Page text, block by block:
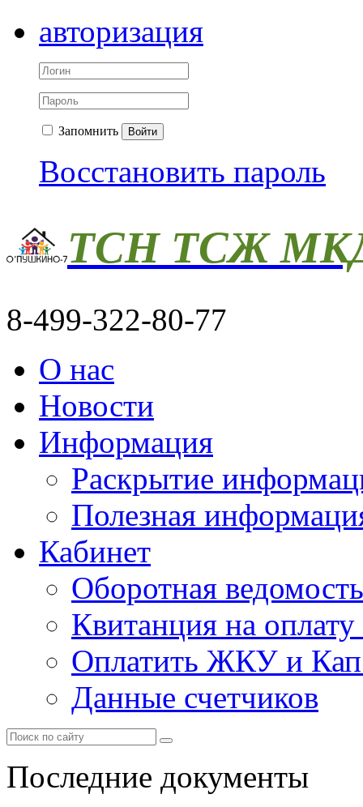
авторизация
Запомнить Войти
Восстановить пароль
ТСН ТСЖ
8-499-322-80-77
О нас
Новости
Информация
Раскрытие
Полезная
Кабинет
Оборотная ведомость
Квитанция на
Оплатить ЖКУ и
Данные счетчиков
Последние документы